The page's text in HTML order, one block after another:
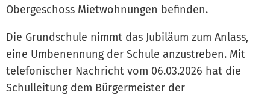
Obergeschoss Mietwohnungen befinden.
Die Grundschule nimmt das Jubiläum zum Anlass,
eine Umbenennung der Schule anzustreben. Mit
telefonischer Nachricht vom 06.03.2026 hat die
Schulleitung dem Bürgermeister der